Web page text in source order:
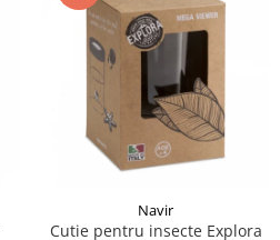
Navir
Cutie pentru insecte Explora